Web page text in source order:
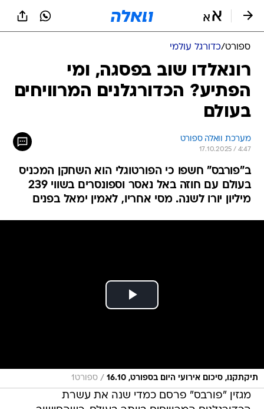
ספורט/כדורגל עולמי
רונאלדו שוב בפסגה, ומי
הפתיע? הכדורגלנים המרוויחים
בעולם
מערכת וואלה ספורט
17.10.2025 / 4:47
ב"פורבס" חשפו כי הפורטוגלי הוא השחקן המכניס
בעולם עם חוזה באל נאסר וספונסרים בשווי 239
מיליון יורו לשנה. מסי אחריו, לאמין ימאל בפנים
תיקתקנו, סיכום אירועי היום בספורט, 16.10 / ספורט1
מגזין "פורבס" פרסם כמדי שנה את עשרת